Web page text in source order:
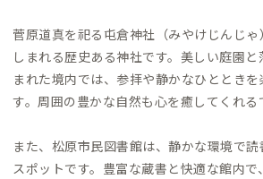
菅原道真を祀る屯倉神社（みやけじんじ
しまれる歴史ある神社です。美しい庭園
まれた境内では、参拝や静かなひととき
す。周囲の豊かな自然も心を癒してくれる
また、松原市民図書館は、静かな環境で
スポットです。豊富な蔵書と快適な館内